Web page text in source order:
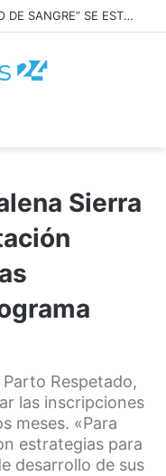
LA PELÍCULA “MALVINAS: LEGADO DE SANGRE” SE ESTRENARÁ EN PRIME VIDEO
Sierra
Respetado,
las inscripciones
meses. «Para
estrategias para
desarrollo de sus